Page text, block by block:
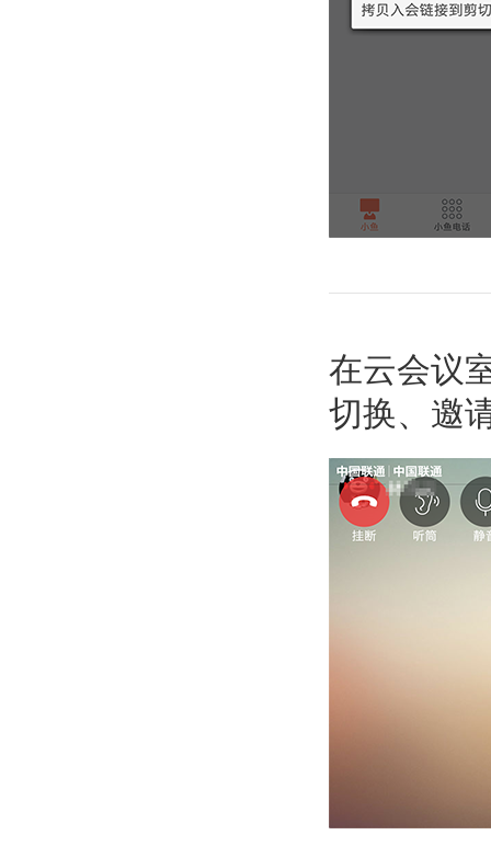
在云会议
切换、邀